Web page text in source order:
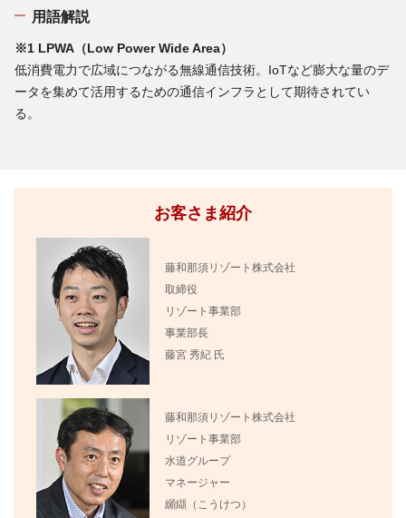
用語解説
※1 LPWA（Low Power Wide Area）
低消費電力で広域につながる無線通信技術。IoTなど膨大な量のデ
ータを集めて活用するための通信インフラとして期待されてい
る。
お客さま紹介
藤和那須リゾート株式会社
取締役
リゾート事業部
事業部長
藤宮 秀紀 氏
藤和那須リゾート株式会社
リゾート事業部
水道グループ
マネージャー
纐纈（こうけつ）